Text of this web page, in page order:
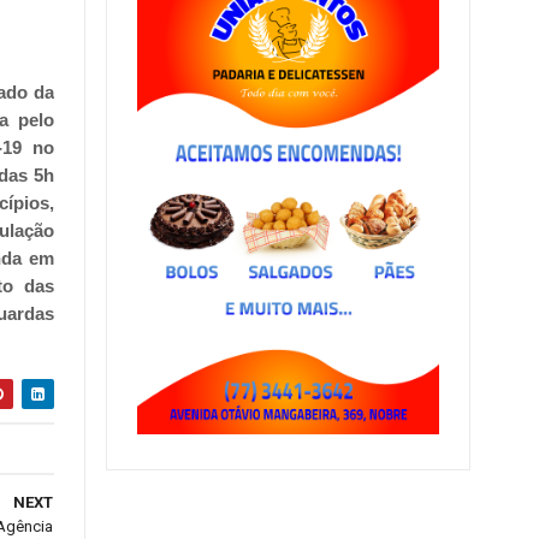
da
pelo
no
5h
em
das
NEXT